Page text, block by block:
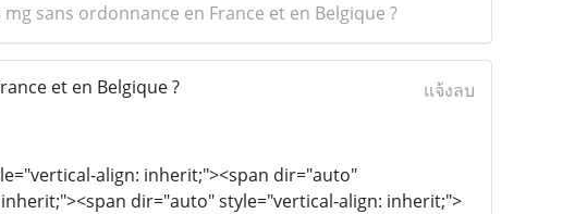
sans ordonnance en France et en Belgique ?
et en Belgique ?
แจ้งลบ
align: inherit;"><span dir="auto"
dir="auto" style="vertical-align: inherit;">